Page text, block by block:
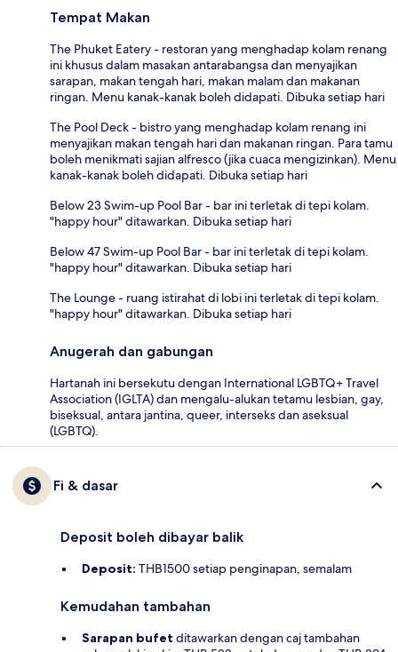
Tempat Makan
The Phuket Eatery - restoran yang menghadap kolam renang
ini khusus dalam masakan antarabangsa dan menyajikan
sarapan, makan tengah hari, makan malam dan makanan
ringan. Menu kanak-kanak boleh didapati. Dibuka setiap hari
The Pool Deck - bistro yang menghadap kolam renang ini
menyajikan makan tengah hari dan makanan ringan. Para tamu
boleh menikmati sajian alfresco (jika cuaca mengizinkan). Menu
kanak-kanak boleh didapati. Dibuka setiap hari
Below 23 Swim-up Pool Bar - bar ini terletak di tepi kolam.
"happy hour" ditawarkan. Dibuka setiap hari
Below 47 Swim-up Pool Bar - bar ini terletak di tepi kolam.
"happy hour" ditawarkan. Dibuka setiap hari
The Lounge - ruang istirahat di lobi ini terletak di tepi kolam.
"happy hour" ditawarkan. Dibuka setiap hari
Anugerah dan gabungan
Hartanah ini bersekutu dengan International LGBTQ+ Travel
Association (IGLTA) dan mengalu-alukan tetamu lesbian, gay,
biseksual, antara jantina, queer, interseks dan aseksual
(LGBTQ).
Fi & dasar
Deposit boleh dibayar balik
Deposit: THB1500 setiap penginapan, semalam
Kemudahan tambahan
Sarapan bufet ditawarkan dengan caj tambahan